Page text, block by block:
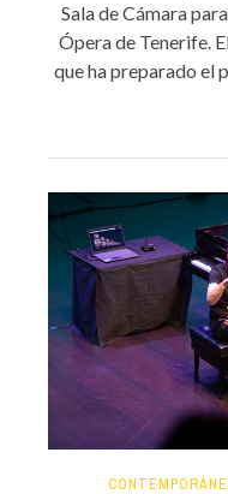
Sala de Cámara
Ópera de Tenerife.
que ha preparado el